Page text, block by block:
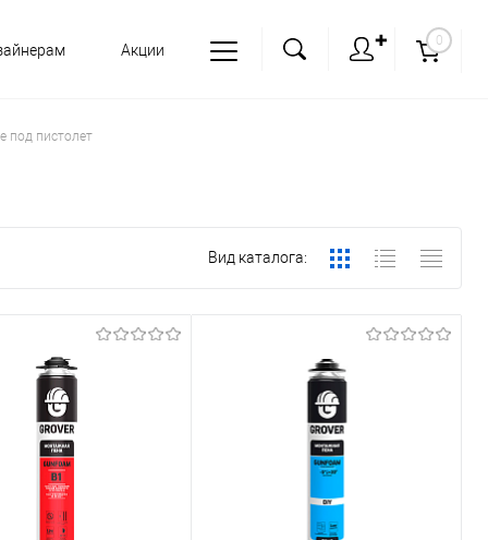
Акции
✚ 0
под пистолет
Вид каталога: